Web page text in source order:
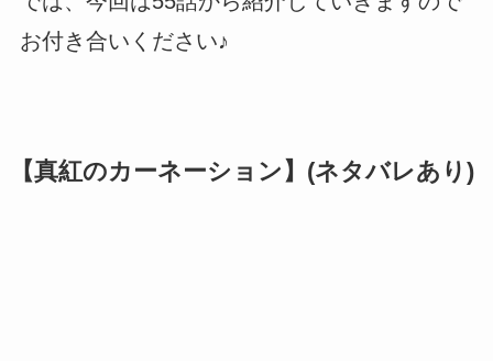
お付き合いください♪
【真紅のカーネーション】(ネタバレあり)